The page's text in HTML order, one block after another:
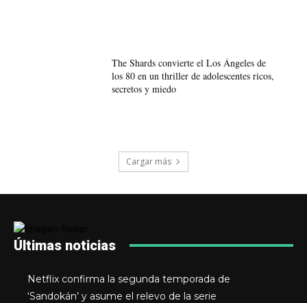
The Shards convierte el Los Ángeles de
los 80 en un thriller de adolescentes ricos,
secretos y miedo
Cargar más
Últimas noticias
Netflix confirma la segunda temporada de
‘Sandokán’ y asume el relevo de la serie